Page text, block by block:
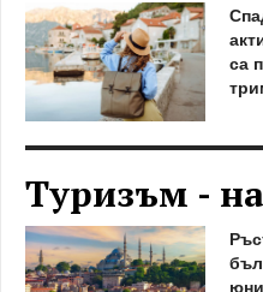
са
Туризъм -